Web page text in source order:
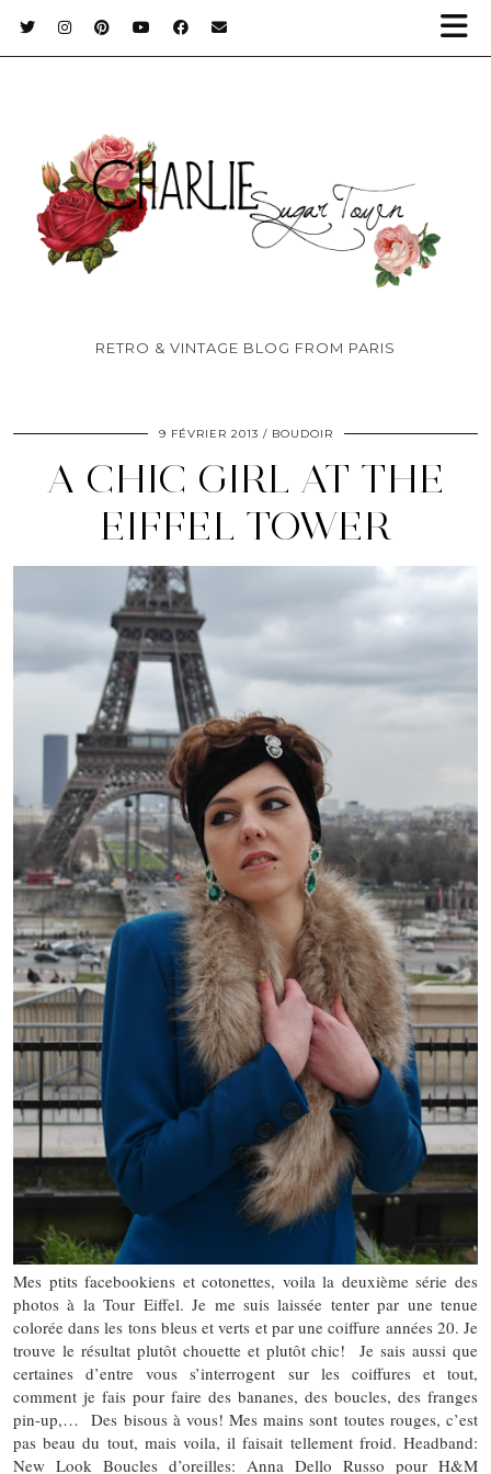
RETRO & VINTAGE BLOG FROM PARIS
9 FÉVRIER 2013 BOUDOIR
A CHIC GIRL AT THE
EIFFEL TOWER
Mes ptits facebookiens et cotonettes, voila la deuxième série des
photos à la Tour Eiffel. Je me suis laissée tenter par une tenue
colorée dans les tons bleus et verts et par une coiffure années 20. Je
trouve le résultat plutôt chouette et plutôt chic! Je sais aussi que
certaines d’entre vous s’interrogent sur les coiffures et tout,
comment je fais pour faire des bananes, des boucles, des franges
pin-up,… Des bisous à vous! Mes mains sont toutes rouges, c’est
pas beau du tout, mais voila, il faisait tellement froid. Headband:
New Look Boucles d’oreilles: Anna Dello Russo pour H&M